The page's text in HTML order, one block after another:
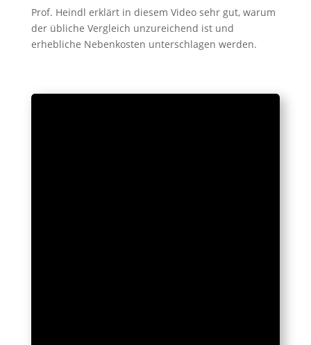
Prof. Heindl erklärt in diesem Video sehr gut, warum
der übliche Vergleich unzureichend ist und
erhebliche Nebenkosten unterschlagen werden.